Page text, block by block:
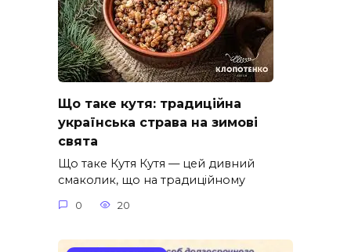
Що таке кутя: традиційна
українська страва на зимові
свята
Що таке Кутя Кутя — цей дивний
смаколик, що на традиційному
0 20